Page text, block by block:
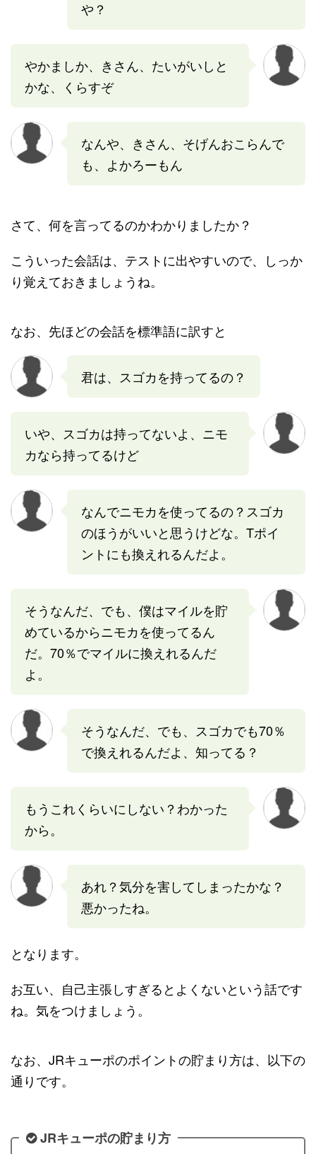
や？
やかましか、きさん、たいがいしと
かな、くらすぞ
なんや、きさん、そげんおこらんで
も、よかろーもん
さて、何を言ってるのかわかりましたか？
こういった会話は、テストに出やすいので、しっか
り覚えておきましょうね。
なお、先ほどの会話を標準語に訳すと
君は、スゴカを持ってるの？
いや、スゴカは持ってないよ、ニモ
カなら持ってるけど
なんでニモカを使ってるの？スゴカ
のほうがいいと思うけどな。Tポイ
ントにも換えれるんだよ。
そうなんだ、でも、僕はマイルを貯
めているからニモカを使ってるん
だ。70％でマイルに換えれるんだ
よ。
そうなんだ、でも、スゴカでも70％
で換えれるんだよ、知ってる？
もうこれくらいにしない？わかった
から。
あれ？気分を害してしまったかな？
悪かったね。
となります。
お互い、自己主張しすぎるとよくないという話です
ね。気をつけましょう。
なお、JRキューポのポイントの貯まり方は、以下の
通りです。
JRキューポの貯まり方